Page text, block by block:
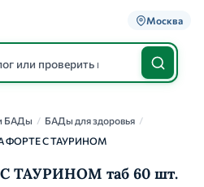
Москва
БАДы / БАДы для здоровья /
ФОРТЕ С ТАУРИНОМ
ТАУРИНОМ таб 60 шт.